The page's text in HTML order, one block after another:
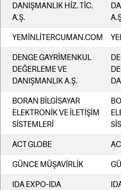
DANIŞMANLIK HİZ. TİC.
A.Ş.
YEMİNLİTERCUMAN.COM
DENGE GAYRİMENKUL
DEĞERLEME VE
DANIŞMANLIK A.Ş.
BORAN BİLGİSAYAR
ELEKTRONİK VE İLETİŞİM
SİSTEMLERİ
ACT GLOBE
GÜNCE MÜŞAVİRLİK
IDA EXPO-IDA